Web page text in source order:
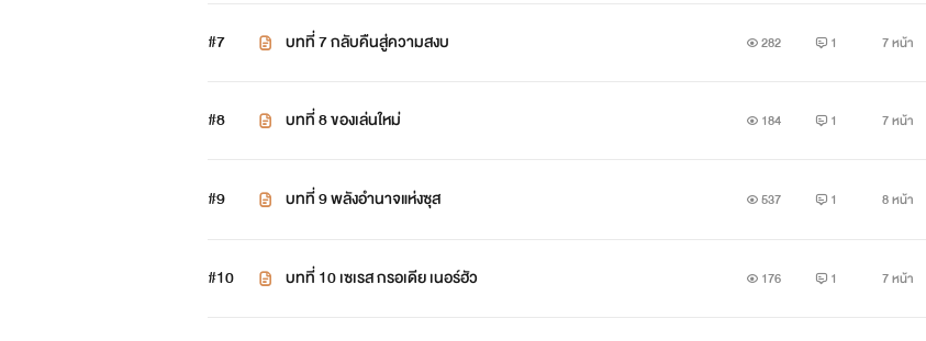
10.โทคามัม:อาณาจักรของจอมปีศาจหรือจอมมาร
เทพเจ้า
#7 บทที่ 7 กลับคืนสู่ความสงบ 282 1 7 หน้า
#8 บทที่ 8 ของเล่นใหม่ 184 1 7 หน้า
#9 บทที่ 9 พลังอำนาจแห่งซุส 537 1 8 หน้า
#10 บทที่ 10 เซเรส กรอเดีย เนอร์ฮัว 176 1 7 หน้า